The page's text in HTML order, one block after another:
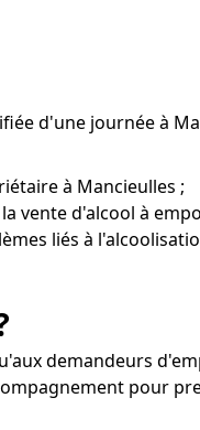
d'une journée à
à Mancieulles ;
vente d'alcool à
liés à
demandeurs
pour